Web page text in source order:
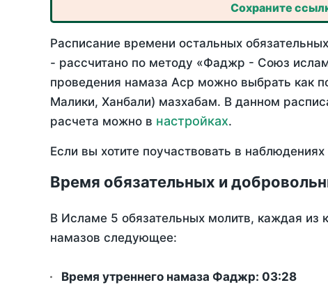
Сохраните
Расписание времени остальных
- рассчитано по методу «Фаджр - Союз
проведения намаза Аср можно выбрать как
Малики, Ханбали) мазхабам. В данном
расчета можно в настройках.
Если вы хотите поучаствовать в
Время обязательных и
В Исламе 5 обязательных молитв, каждая из
намазов следующее:
Время утреннего намаза Фаджр: 03:28